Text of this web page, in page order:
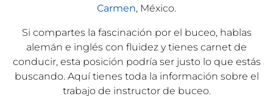
Carmen, México.
Si compartes la fascinación por el buceo, hablas
alemán e inglés con fluidez y tienes carnet de
conducir, esta posición podría ser justo lo que estás
buscando. Aquí tienes toda la información sobre el
trabajo de instructor de buceo.